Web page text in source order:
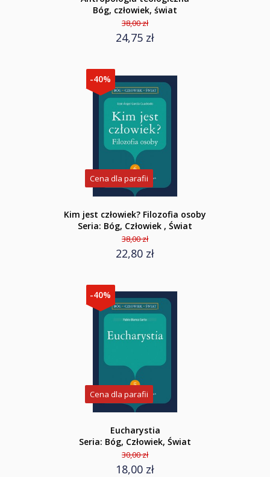
Bóg, człowiek, świat
38,00 zł
24,75 zł
-40%
Cena dla parafii
Kim jest człowiek? Filozofia osoby
Seria: Bóg, Człowiek , Świat
38,00 zł
22,80 zł
-40%
Cena dla parafii
Eucharystia
Seria: Bóg, Człowiek, Świat
30,00 zł
18,00 zł